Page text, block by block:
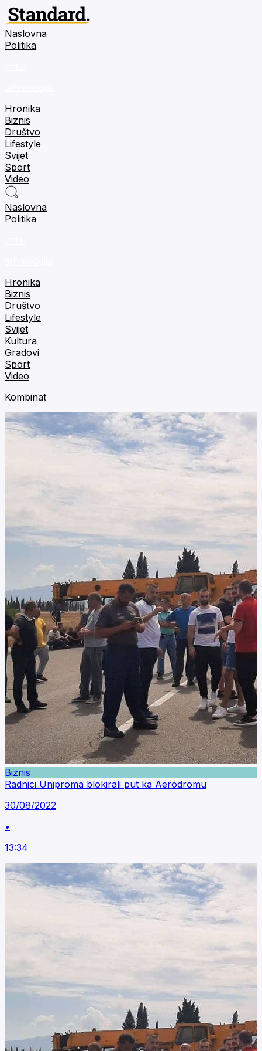
Naslovna
Politika
Hronika
Biznis
Društvo
Lifestyle
Svijet
Sport
Video
Naslovna
Politika
Hronika
Biznis
Društvo
Lifestyle
Svijet
Kultura
Gradovi
Sport
Video
Kombinat
Biznis
Radnici Uniproma blokirali put ka Aerodromu
30/08/2022
•
13:34